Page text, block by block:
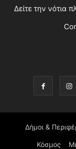
Δείτε την νότια
Δήμοι &
Κόσμος